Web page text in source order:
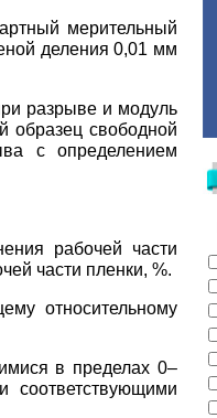
мерительный
деления 0,01 мм
разрыве и модуль
образец свободной
с определением
рабочей части
части пленки, %.
относительному
в пределах 0–